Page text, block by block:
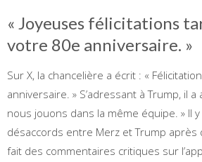
« Joyeuses félicitations
votre 80e anniversaire. »
Sur X, la chancelière a écrit : «
anniversaire. » S’adressant à Trump, il
nous jouons dans la même équipe. » Il
désaccords entre Merz et Trump après
fait des commentaires critiques sur